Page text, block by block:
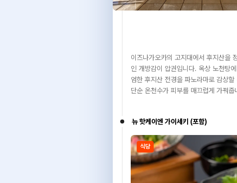
이즈나가오카의 고지대에서 후지산을
인 개방감이 압권입니다. 옥상 노천탕
엄한 후지산 전경을 파노라마로 감상
단순 온천수가 피부를 매끄럽게 가꿔줍
뉴 핫케이엔 가이세키 (포함)
식당